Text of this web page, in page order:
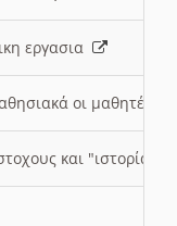
εργασια
οι μαθητές/
και "ιστορία"